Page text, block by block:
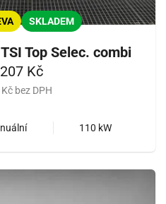
SKLADEM
Top Selec. combi
Kč
bez DPH
110 kW